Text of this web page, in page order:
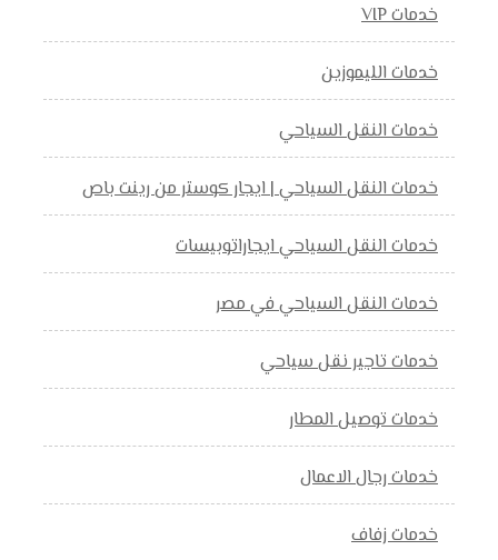
خدمات VIP
خدمات الليموزين
خدمات النقل السياحي
خدمات النقل السياحي | ايجار كوستر من رينت باص
خدمات النقل السياحي ايجاراتوبيسات
خدمات النقل السياحي في مصر
خدمات تاجير نقل سياحي
خدمات توصيل المطار
خدمات رجال الاعمال
خدمات زفاف